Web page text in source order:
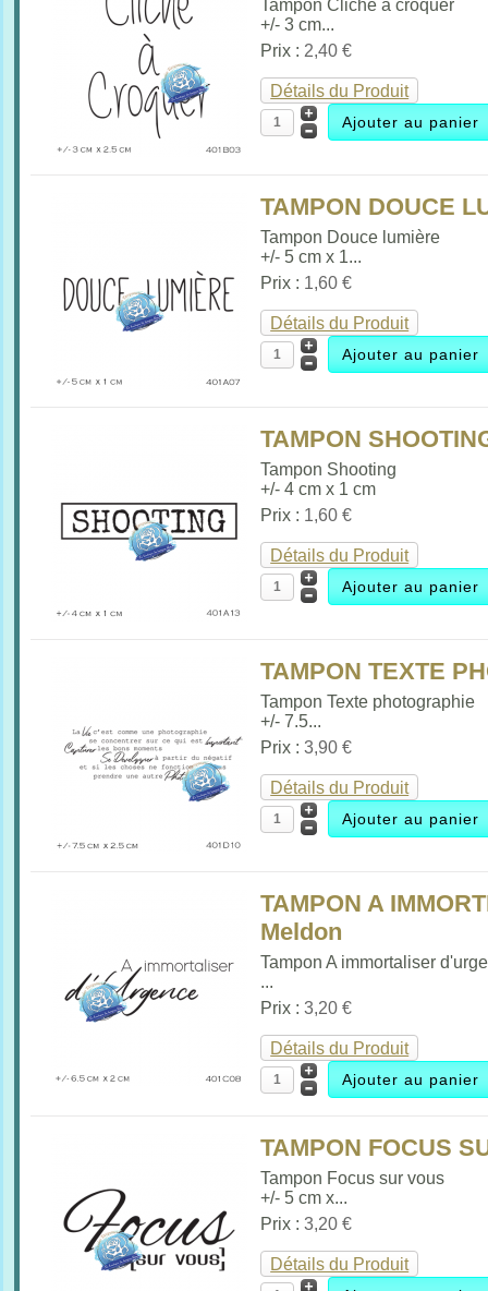
Tampon Cliché à croquer
+/- 3 cm...
Prix : 2,40 €
Détails du Produit
TAMPON DOUCE
Tampon Douce lumière
+/- 5 cm x 1...
Prix : 1,60 €
Détails du Produit
TAMPON
Tampon Shooting
+/- 4 cm x 1 cm
Prix : 1,60 €
Détails du Produit
TAMPON TEXTE
Tampon Texte photographie
+/- 7.5...
Prix :3,90 €
Détails du Produit
TAMPON A
Meldon
Tampon A immortaliser
...
Prix :3,20 €
Détails du Produit
TAMPON FOCUS
Tampon Focus sur vous
+/- 5 cm x...
Prix :3,20 €
Détails du Produit